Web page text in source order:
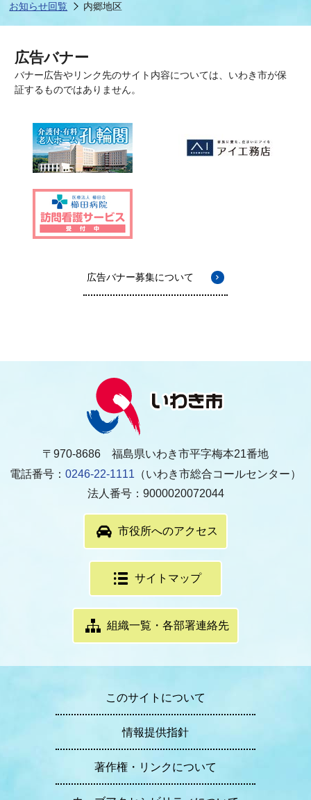
お知らせ回覧
内郷地区
広告バナー
バナー広告やリンク先のサイト内容については、いわき市が保
証するものではありません。
広告バナー募集について
〒970-8686 福島県いわき市平字梅本21番地
電話番号： 0246-22-1111 （いわき市総合コールセンター）
法人番号：9000020072044
市役所へのアクセス
サイトマップ
組織一覧・各部署連絡先
このサイトについて
情報提供指針
著作権・リンクについて